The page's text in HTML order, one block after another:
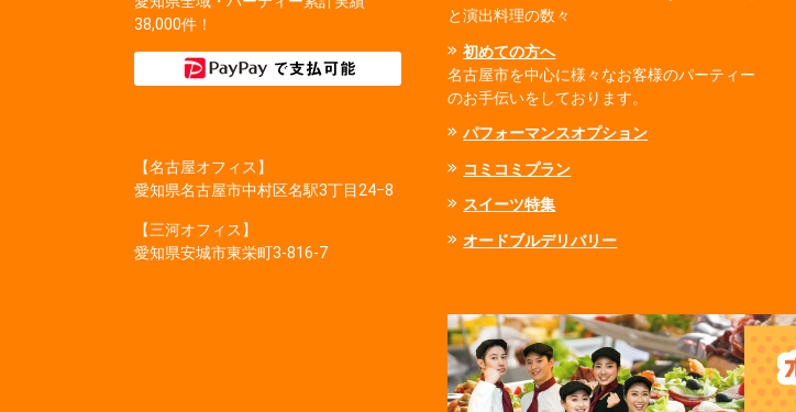
と演出料理の数々
初めての方へ
名古屋市を中心に様々なお客様のパーティー
のお手伝いをしております。
パフォーマンスオプション
コミコミプラン
スイーツ特集
オードブルデリバリー
38,000件！
【名古屋オフィス】
愛知県名古屋市中村区名駅3丁目24−8
【三河オフィス】
愛知県安城市東栄町3‐816‐7